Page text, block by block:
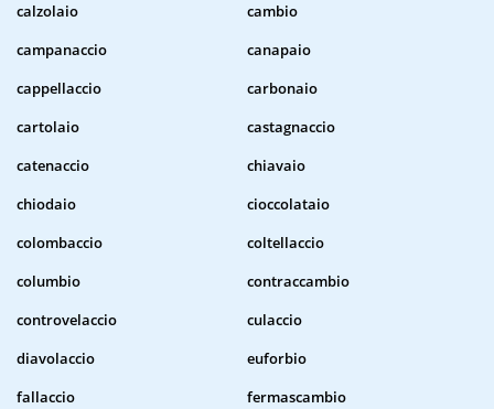
calzolaio
cambio
campanaccio
canapaio
cappellaccio
carbonaio
cartolaio
castagnaccio
catenaccio
chiavaio
chiodaio
cioccolataio
colombaccio
coltellaccio
columbio
contraccambio
controvelaccio
culaccio
diavolaccio
euforbio
fallaccio
fermascambio